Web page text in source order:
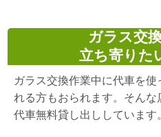
ガラス交
立ち寄りた
ガラス交換作業中に代車を
れる方もおられます。そんな
代車無料貸し出ししています